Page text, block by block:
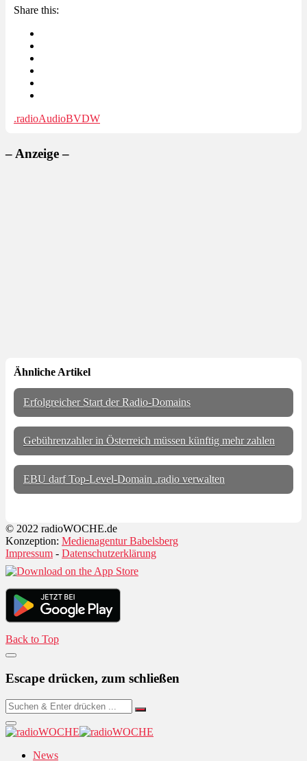
Share this:
.radioAudioBVDW
– Anzeige –
Ähnliche Artikel
Erfolgreicher Start der Radio-Domains
Gebührenzahler in Österreich müssen künftig mehr zahlen
EBU darf Top-Level-Domain .radio verwalten
© 2022 radioWOCHE.de
Konzeption: Medienagentur Babelsberg
Impressum - Datenschutzerklärung
Back to Top
Escape drücken, zum schließen
News